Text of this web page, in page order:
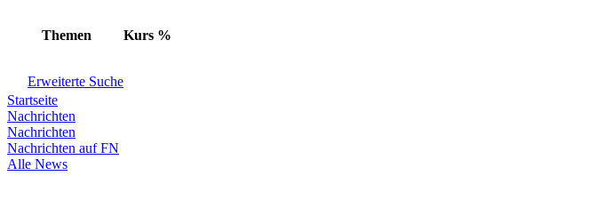
Themen Kurs %
Erweiterte Suche
Startseite
Nachrichten
Nachrichten
Nachrichten auf FN
Alle News